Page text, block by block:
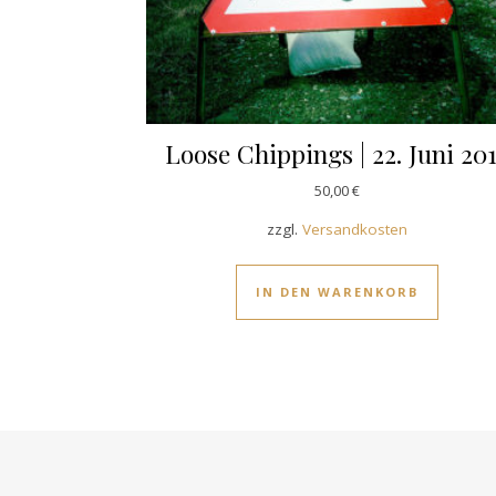
Loose Chippings | 22. Juni
50,00€
zzgl.Versandkosten
IN DEN WARENKORB